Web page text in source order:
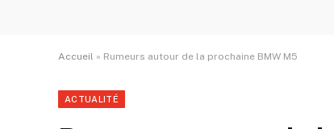
Accueil » Rumeurs autour de la prochaine BMW M5
ACTUALITÉ